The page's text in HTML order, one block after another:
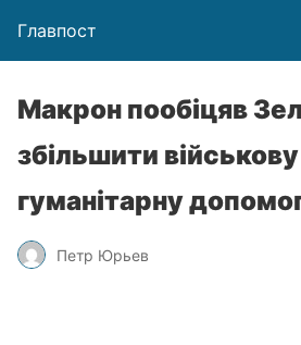
Главпост
Макрон пообіцяв
збільшити військову
гуманітарну
Петр Юрьев